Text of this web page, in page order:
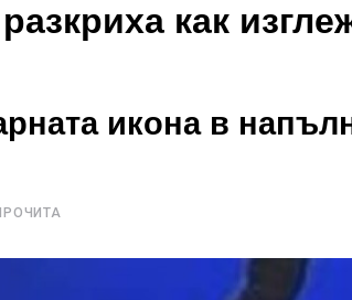
как
икона в